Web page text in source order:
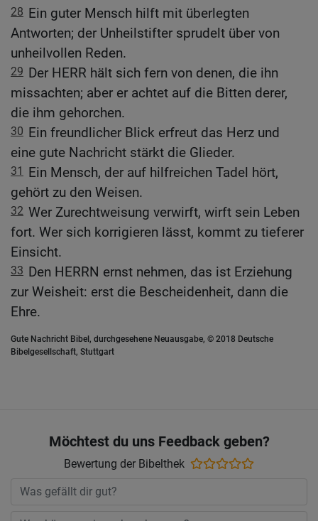
28 Ein guter Mensch hilft mit überlegten
Antworten; der Unheilstifter sprudelt über von
unheilvollen Reden.
29 Der HERR hält sich fern von denen, die ihn
missachten; aber er achtet auf die Bitten derer,
die ihm gehorchen.
30 Ein freundlicher Blick erfreut das Herz und
eine gute Nachricht stärkt die Glieder.
31
Ein Mensch, der auf hilfreichen Tadel hört,
gehört zu den Weisen.
32 Wer Zurechtweisung verwirft, wirft sein Leben
fort. Wer sich korrigieren lässt, kommt zu tieferer
Einsicht.
33 Den HERRN ernst nehmen, das ist Erziehung
zur Weisheit: erst die Bescheidenheit, dann die
Ehre.
Gute Nachricht Bibel, durchgesehene Neuausgabe, © 2018 Deutsche
Bibelgesellschaft, Stuttgart
Möchtest du uns Feedback geben?
Bewertung der Bibelthek